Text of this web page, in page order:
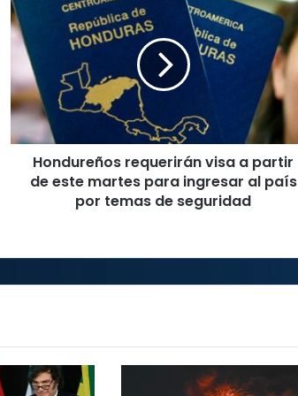
requerirán
visa
partir
de
este
martes
para
ingresar
Hondureños requerirán visa a partir
de este martes para ingresar al país
por temas de seguridad